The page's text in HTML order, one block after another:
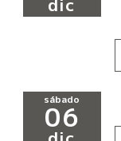
dic
sábado
06